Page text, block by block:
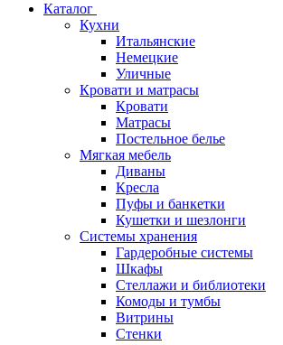
Каталог
Кухни
Итальянские
Немецкие
Уличные
Кровати и матрасы
Кровати
Матрасы
Постельное белье
Мягкая мебель
Диваны
Кресла
Пуфы и банкетки
Кушетки и шезлонги
Системы хранения
Гардеробные системы
Шкафы
Стеллажи и библиотеки
Комоды и тумбы
Витрины
Стенки